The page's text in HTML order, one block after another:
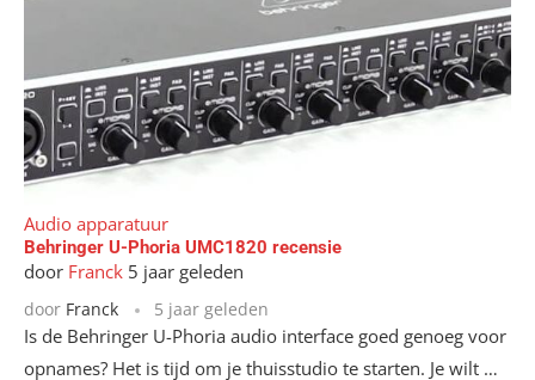
Audio apparatuur
Behringer U-Phoria UMC1820 recensie
door Franck 5 jaar geleden
door Franck 5 jaar geleden
Is de Behringer U-Phoria audio interface goed genoeg voor
opnames? Het is tijd om je thuisstudio te starten. Je wilt …